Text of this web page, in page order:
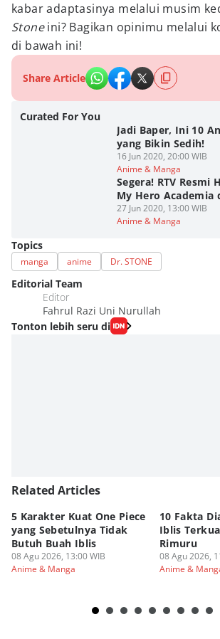
kabar adaptasinya melalui musim
Stoneini? Bagikan opinimu melalui
di bawah ini!
Share Article
Curated For You
Jadi Baper, Ini 10
yang Bikin Sedih!
16 Jun 2020, 20:00 WIB
Anime & Manga
Segera! RTV Resmi
My Hero Academia
27 Jun 2020, 13:00 WIB
Anime & Manga
Topics
manga anime Dr. STONE
Editorial Team
Editor
Fahrul Razi Uni Nurullah
Tonton lebih seru di
Related Articles
5 Karakter Kuat One Piece
yang Sebetulnya Tidak
Butuh Buah Iblis
08 Agu 2026, 13:00 WIB
Anime & Manga
10 Fakta
Iblis
Rimuru
08 Agu 2026,
Anime &